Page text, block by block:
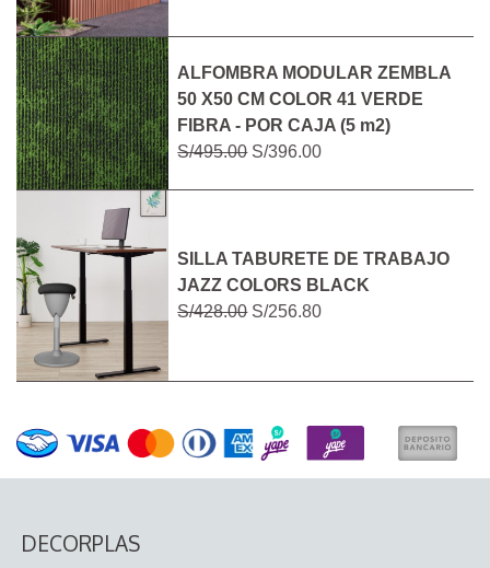
ALFOMBRA MODULAR ZEMBLA
50 X50 CM COLOR 41 VERDE
FIBRA - POR CAJA (5 m2)
S/495.00S/396.00
SILLA TABURETE DE TRABAJO
JAZZ COLORS BLACK
S/428.00S/256.80
DECORPLAS